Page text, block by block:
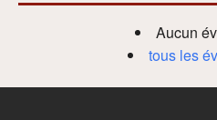
Aucun
tous les